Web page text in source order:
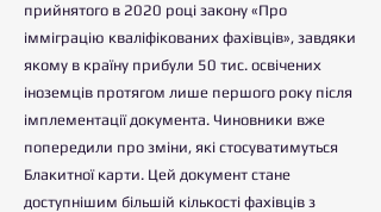
прийнятого в 2020 році закону «Про
імміграцію кваліфікованих фахівців», завдяки
якому в країну прибули 50 тис. освічених
іноземців протягом лише першого року після
імплементації документа. Чиновники вже
попередили про зміни, які стосуватимуться
Блакитної карти. Цей документ стане
доступнішим більшій кількості фахівців з